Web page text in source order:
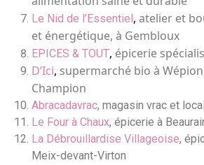
Le Nid de l’Essentiel, atelier et
et énergétique, à Gembloux
EPICES & TOUT, épicerie
D’Ici, supermarché bio à
Champion
Abracadavrac, magasin vrac et
Le Four à Chaux, épicerie à
La Débrouillardise Villageoise,
Meix-devant-Virton